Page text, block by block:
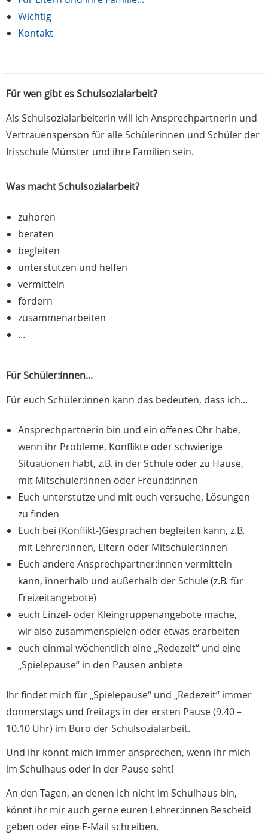
Wichtig
Kontakt
Für wen gibt es Schulsozialarbeit?
Als Schulsozialarbeiterin will ich Ansprechpartnerin und
Vertrauensperson für alle Schülerinnen und Schüler der
Irisschule Münster und ihre Familien sein.
Was macht Schulsozialarbeit?
zuhören
beraten
begleiten
unterstützen und helfen
vermitteln
fördern
zusammenarbeiten
...
Für Schüler:innen...
Für euch Schüler:innen kann das bedeuten, dass ich...
Ansprechpartnerin bin und ein offenes Ohr habe,
wenn ihr Probleme, Konflikte oder schwierige
Situationen habt, z.B. in der Schule oder zu Hause,
mit Mitschüler:innen oder Freund:innen
Euch unterstütze und mit euch versuche, Lösungen
zu finden
Euch bei (Konflikt-)Gesprächen begleiten kann, z.B.
mit Lehrer:innen, Eltern oder Mitschüler:innen
Euch andere Ansprechpartner:innen vermitteln
kann, innerhalb und außerhalb der Schule (z.B. für
Freizeitangebote)
euch Einzel- oder Kleingruppenangebote mache,
wir also zusammenspielen oder etwas erarbeiten
euch einmal wöchentlich eine „Redezeit“ und eine
„Spielepause“ in den Pausen anbiete
Ihr findet mich für „Spielepause“ und „Redezeit“ immer
donnerstags und freitags in der ersten Pause (9.40 –
10.10 Uhr) im Büro der Schulsozialarbeit.
Und ihr könnt mich immer ansprechen, wenn ihr mich
im Schulhaus oder in der Pause seht!
An den Tagen, an denen ich nicht im Schulhaus bin,
könnt ihr mir auch gerne euren Lehrer:innen Bescheid
geben oder eine E-Mail schreiben.